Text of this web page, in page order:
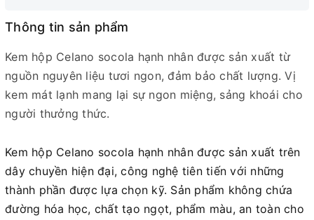
Thông tin sản phẩm
Kem hộp Celano socola hạnh nhân được sản xuất từ
nguồn nguyên liệu tươi ngon, đảm bảo chất lượng. Vị
kem mát lạnh mang lại sự ngon miệng, sảng khoái cho
người thưởng thức.
Kem hộp Celano socola hạnh nhân được sản xuất trên
dây chuyền hiện đại, công nghệ tiên tiến với những
thành phần được lựa chọn kỹ. Sản phẩm không chứa
đường hóa học, chất tạo ngọt, phẩm màu, an toàn cho